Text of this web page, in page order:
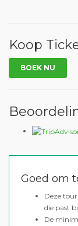
Koop
BOEK NU
Goed om
Deze
die past
De